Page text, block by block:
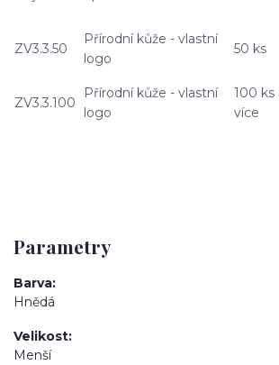
ZV3.3.50
Přírodní kůže - vlastní
logo
50 ks
ZV3.3.100
Přírodní kůže - vlastní
logo
100 ks
více
Parametry
Barva
Hnědá
Velikost
Menší